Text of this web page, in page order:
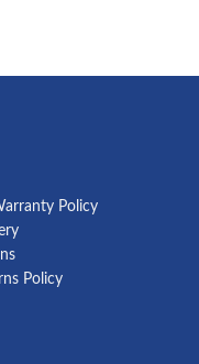
Policy
Policy